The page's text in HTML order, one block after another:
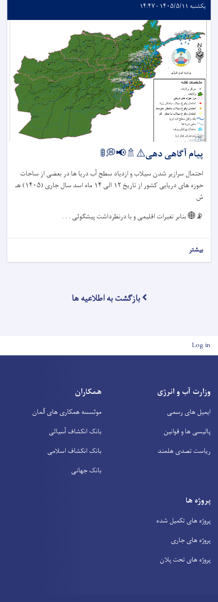
یکشنبه ۱۴۰۵/۵/۱۱ - ۱۴:۴۷
پیام آگاهی دهی⚠️🚿📢💭🚦
احتمال سرازیر شدن سیلاب و ازدیاد سطح آب دریا ها در بعضی از ساحات
حوزه های دریایی کشور از تاریخ ۱۲ الی ۱۴ ماه اسد سال جاری (۱۴۰۵) هـ
ش
📡🌐بنابر تغیرات اقلیمی و با درنظرداشت پیشگوئی . . .
بیشتر
بازگشت به اطلاعیه ها
User account menu
Log in
وزارت آب و انرژی
ایمیل های رسمی
پالیسی ها و قوانین
ریاست تصدی هلمند
همکاران
موئسسه همکاری های آلمان
بانک انکشاف آسیائی
بانک انکشاف اسلامی
بانک جهانی
پروژه ها
پروژه های تکمیل شده
پروژه های جاری
پروژه های تحت پلان